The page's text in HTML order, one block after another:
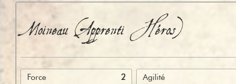
Moineau (Apprenti Héros)
Force 2 Agilité